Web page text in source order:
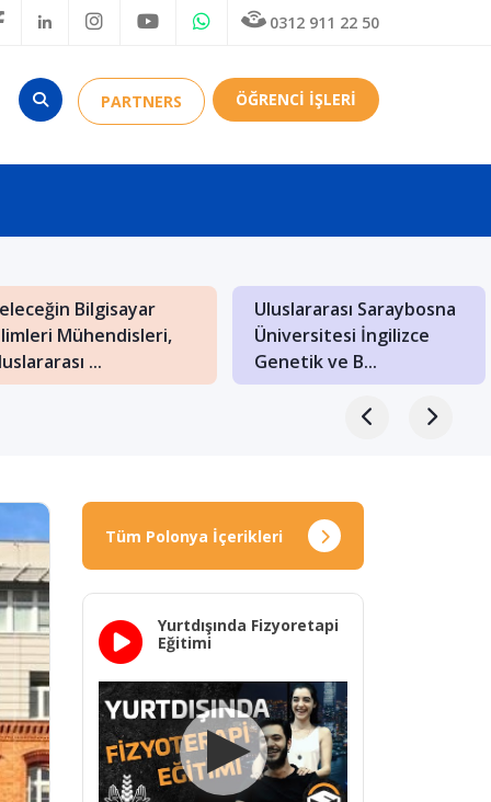
0312 911 22 50
PARTNERS ÖĞRENCİ İŞLERİ
Balkanların
Hazineleriyle
Bir Eğiti...
Budapeşte’de Mimarlık
Bölümü Olan
Üniversiteler
Tüm Polonya İçerikleri
Yurtdışında Fizyoretapi
Eğitimi